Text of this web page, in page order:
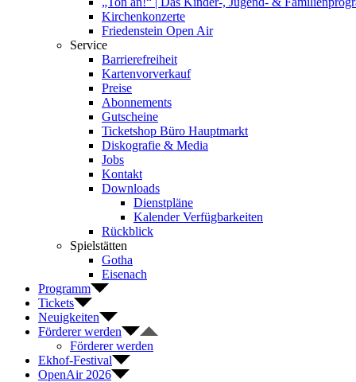
Kirchenkonzerte
Friedenstein Open Air
Service
Barrierefreiheit
Kartenvorverkauf
Preise
Abonnements
Gutscheine
Ticketshop Büro Hauptmarkt
Diskografie & Media
Jobs
Kontakt
Downloads
Dienstpläne
Kalender Verfügbarkeiten
Rückblick
Spielstätten
Gotha
Eisenach
Programm
Tickets
Neuigkeiten
Förderer werden
Förderer werden
Ekhof-Festival
OpenAir 2026